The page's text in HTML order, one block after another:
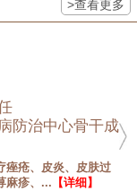
>查看更多
防治中心骨干成
痤疮、皮炎、皮肤过
麻疹、... 【详细】